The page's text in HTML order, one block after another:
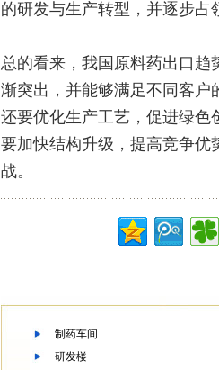
的研发与生产转型，并逐步占
总的看来，我国原料药出口趋
渐突出，并能够满足不同客户
还要优化生产工艺，促进绿色
要加快结构升级，提高竞争优
战。
制药车间
研发楼